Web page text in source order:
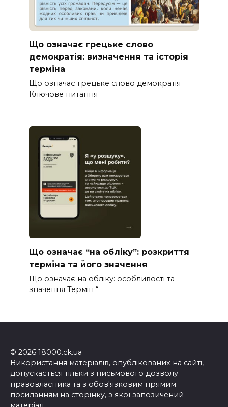
Що означає грецьке слово
демократія: визначення та історія
терміна
Що означає грецьке слово демократія
Ключове питання
Що означає “на обліку”: розкриття
терміна та його значення
Що означає на обліку: особливості та
значення Термін “
© 2026 18000.ck.ua
Використання матеріалів, опублікованих на сайті,
допускається тільки з письмового дозволу
правовласника та з обов'язковим прямим
посиланням на сторінку, з якої запозичений